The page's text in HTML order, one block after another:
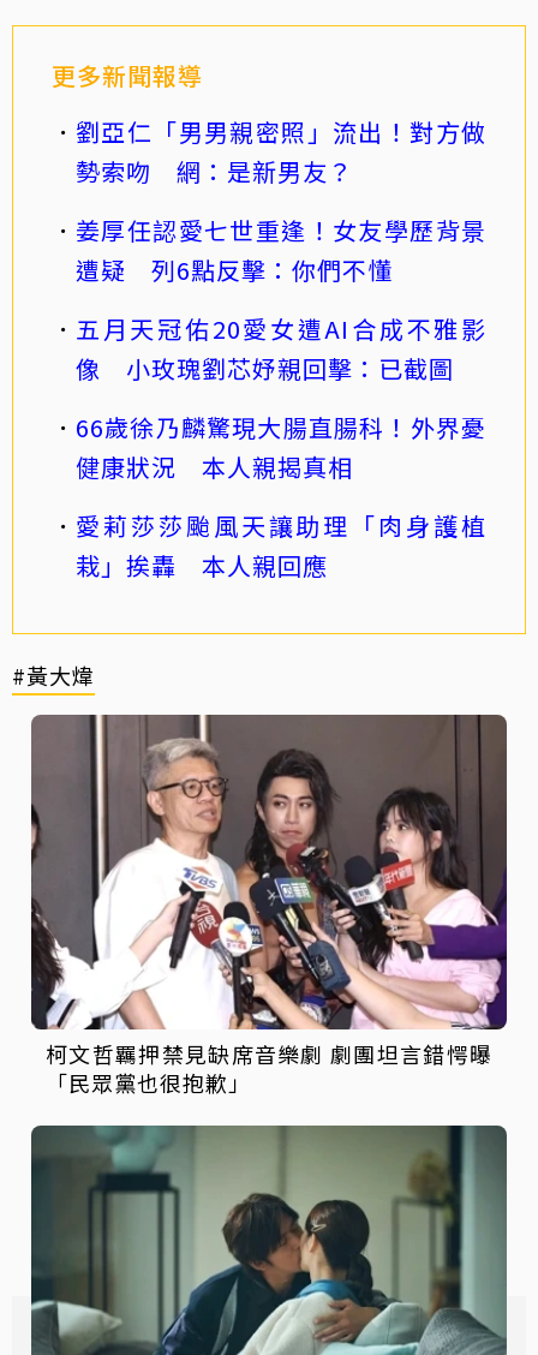
更多新聞報導
劉亞仁「男男親密照」流出！對方做
勢索吻 網：是新男友？
姜厚任認愛七世重逢！女友學歷背景
遭疑 列6點反擊：你們不懂
五月天冠佑20愛女遭AI合成不雅影
像 小玫瑰劉芯妤親回擊：已截圖
66歲徐乃麟驚現大腸直腸科！外界憂
健康狀況 本人親揭真相
愛莉莎莎颱風天讓助理「肉身護植
栽」挨轟 本人親回應
#黃大煒
柯文哲羈押禁見缺席音樂劇 劇團坦言錯愕曝
「民眾黨也很抱歉」